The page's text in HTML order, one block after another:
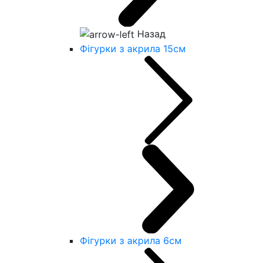
Назад
Фігурки з акрила 15см
Фігурки з акрила 6см